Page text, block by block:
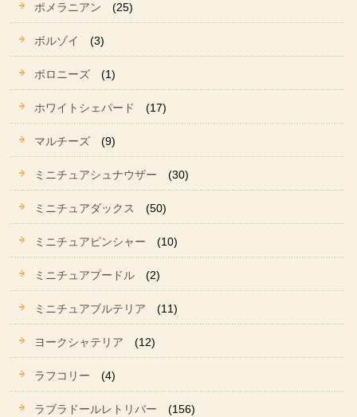
ポメラニアン (25)
ボルゾイ (3)
ボロニーズ (1)
ホワイトシェパード (17)
マルチーズ (9)
ミニチュアシュナウザー (30)
ミニチュアダックス (50)
ミニチュアピンシャー (10)
ミニチュアプードル (2)
ミニチュアブルテリア (11)
ヨークシャテリア (12)
ラフコリー (4)
ラブラドールレトリバー (156)